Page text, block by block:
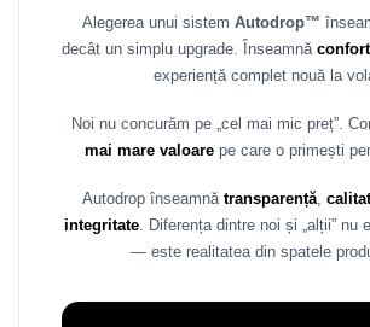
Rame adaptoare Daihatsu
Rame adaptoare Mazda
Rame adaptoare Kia
Rame adaptoare Alfa Romeo
Rame adaptoare Nissan
Rame adaptoare Fiat
Alegerea unui sistem Autodrop™
decât un simplu upgrade. Înseamnă confort
experiență complet nouă la
Noi nu concurăm pe „cel mai mic preț”.
mai mare valoare pe care o primești
Autodrop înseamnă transparență,
integritate. Diferența dintre noi și „alții” nu
— este realitatea din spatele